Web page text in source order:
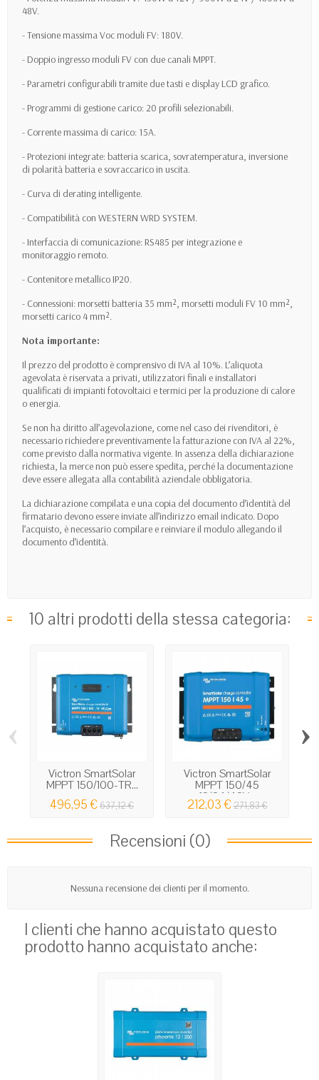
48V.
- Tensione massima Voc moduli FV: 180V.
- Doppio ingresso moduli FV con due canali MPPT.
- Parametri configurabili tramite due tasti e display LCD grafico.
- Programmi di gestione carico: 20 profili selezionabili.
- Corrente massima di carico: 15A.
- Protezioni integrate: batteria scarica, sovratemperatura, inversione
di polarità batteria e sovraccarico in uscita.
- Curva di derating intelligente.
- Compatibilità con WESTERN WRD SYSTEM.
- Interfaccia di comunicazione: RS485 per integrazione e
monitoraggio remoto.
- Contenitore metallico IP20.
- Connessioni: morsetti batteria 35 mm², morsetti moduli FV 10 mm²,
morsetti carico 4 mm².
Nota importante:
Il prezzo del prodotto è comprensivo di IVA al 10%. L’aliquota
agevolata è riservata a privati, utilizzatori finali e installatori
qualificati di impianti fotovoltaici e termici per la produzione di calore
o energia.
Se non ha diritto all’agevolazione, come nel caso dei rivenditori, è
necessario richiedere preventivamente la fatturazione con IVA al 22%,
come previsto dalla normativa vigente. In assenza della dichiarazione
richiesta, la merce non può essere spedita, perché la documentazione
deve essere allegata alla contabilità aziendale obbligatoria.
La dichiarazione compilata e una copia del documento d’identità del
firmatario devono essere inviate all’indirizzo email indicato. Dopo
l’acquisto, è necessario compilare e reinviare il modulo allegando il
documento d’identità.
10 altri prodotti della stessa categoria:
Victron SmartSolar
MPPT 150/100-TR...
496,95 €637,12 €
Victron SmartSolar
MPPT 150/45
12/24/48V...
212,03 €271,83 €
‹ ›
Recensioni (0)
Nessuna recensione dei clienti per il momento.
I clienti che hanno acquistato questo
prodotto hanno acquistato anche: